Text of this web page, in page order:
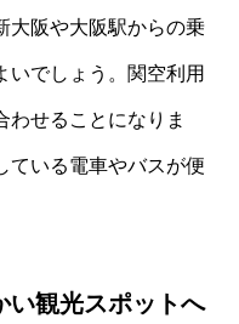
大阪や大阪駅からの乗
いでしょう。関空利用
わせることになりま
ている電車やバスが便
い観光スポットへ